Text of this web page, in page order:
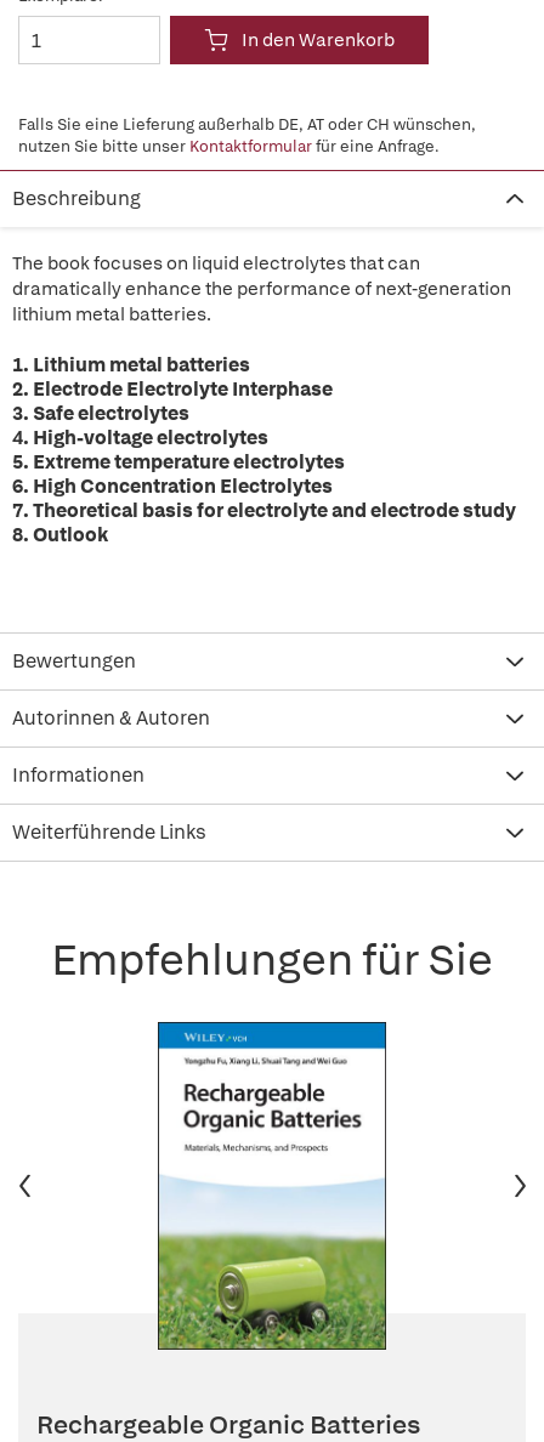
In den Warenkorb
Falls Sie eine Lieferung außerhalb DE, AT oder CH wünschen,
nutzen Sie bitte unser Kontaktformularfür eine Anfrage.
Beschreibung
The book focuses on liquid electrolytes that can
dramatically enhance the performance of next-generation
lithium metal batteries.
1. Lithium metal batteries
2. Electrode Electrolyte Interphase
3. Safe electrolytes
4. High-voltage electrolytes
5. Extreme temperature electrolytes
6. High Concentration Electrolytes
7. Theoretical basis for electrolyte and electrode study
8. Outlook
Bewertungen
Autorinnen & Autoren
Informationen
Weiterführende Links
Empfehlungen für Sie
Rechargeable Organic Batteries